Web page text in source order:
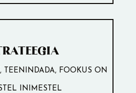
TEENINDADA, FOOKUS ON
INIMESTEL